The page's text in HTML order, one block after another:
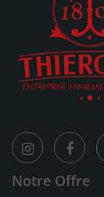
Notre Offre